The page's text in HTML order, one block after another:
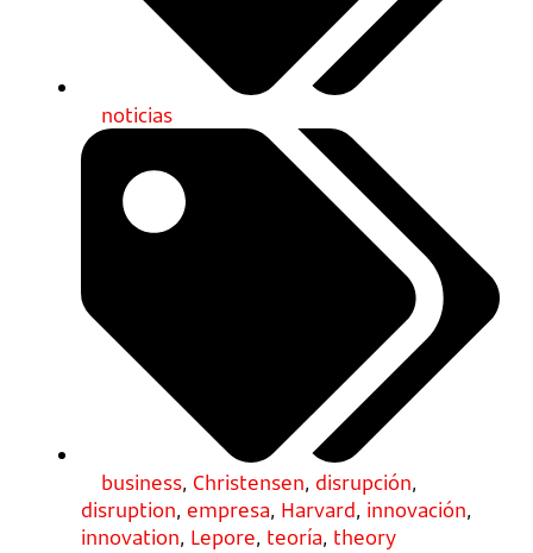
noticias
business, Christensen, disrupción,
disruption, empresa, Harvard, innovación,
innovation, Lepore, teoría, theory